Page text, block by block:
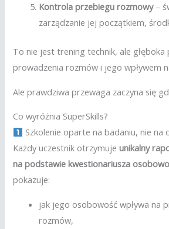
Kontrola przebiegu rozmowy–
zarządzanie jej początkiem,
To nie jest trening technik, ale głęboka
prowadzenia rozmów i jego wpływem
Ale prawdziwa przewaga zaczyna się
Co wyróżnia SuperSkills?
Szkolenie oparte na badaniu, nie na
Każdy uczestnik otrzymujeunikalny
na podstawie kwestionariusza
pokazuje:
jak jego osobowość wpływa na
rozmów,